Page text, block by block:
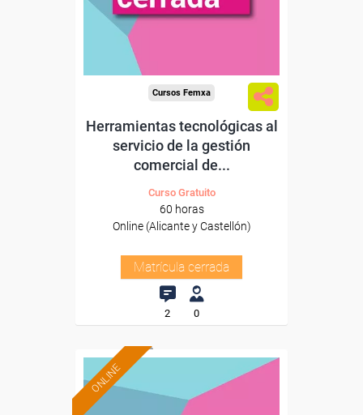
Cursos Femxa
Herramientas tecnológicas al
servicio de la gestión
comercial de...
Curso Gratuito
60 horas
Online (Alicante y Castellón)
Matrícula cerrada
2 0
ONLINE